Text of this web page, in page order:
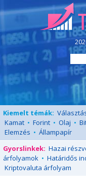
Kiemelt témák:
Kamat • Forint • Olaj •
Elemzés • Állampapír
Gyorslinkek: Hazai
árfolyamok • Határidős
Kriptovaluta árfolyam